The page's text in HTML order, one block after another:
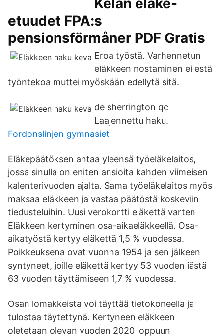
Kelan eläke-
etuudet FPA:s
pensionsförmåner PDF Gratis
Eroa työstä. Varhennetun
eläkkeen nostaminen ei estä
työntekoa muttei myöskään edellytä sitä.
de sherrington qc
Laajennettu haku.
Fordonslinjen gymnasiet
Eläkepäätöksen antaa yleensä työeläkelaitos,
jossa sinulla on eniten ansioita kahden viimeisen
kalenterivuoden ajalta. Sama työeläkelaitos myös
maksaa eläkkeen ja vastaa päätöstä koskeviin
tiedusteluihin. Uusi verokortti eläkettä varten
Eläkkeen kertyminen osa-aikaeläkkeellä. Osa-
aikatyöstä kertyy eläkettä 1,5 % vuodessa.
Poikkeuksena ovat vuonna 1954 ja sen jälkeen
syntyneet, joille eläkettä kertyy 53 vuoden iästä
63 vuoden täyttämiseen 1,7 % vuodessa.
Osan lomakkeista voi täyttää tietokoneella ja
tulostaa täytettynä. Kertyneen eläkkeen
oletetaan olevan vuoden 2020 loppuun